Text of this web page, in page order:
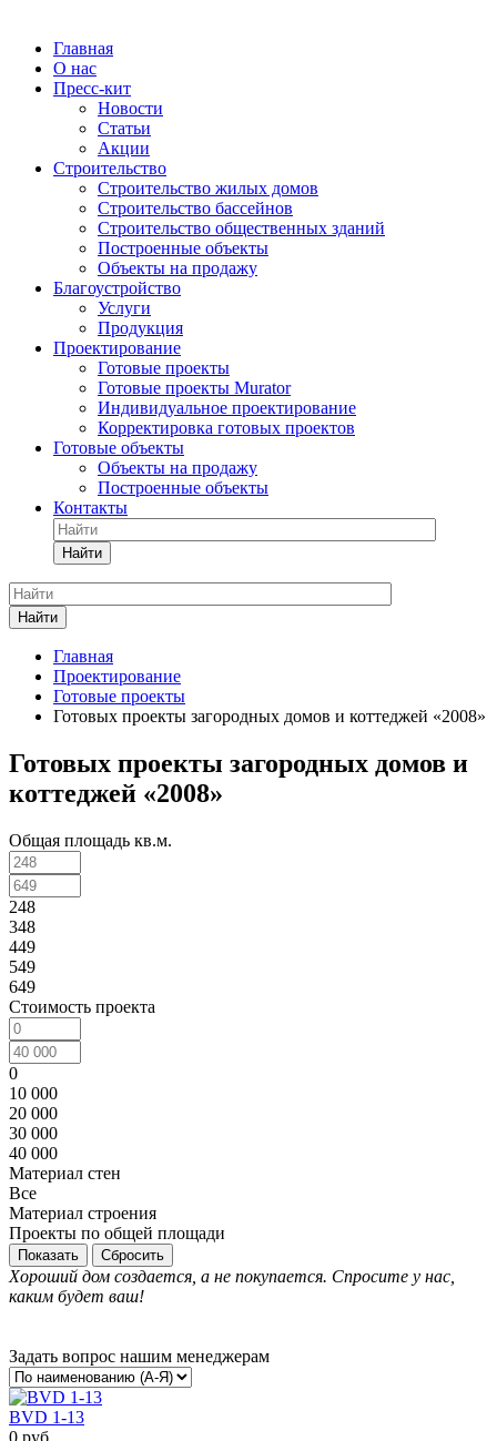
Главная
О нас
Пресс-кит
Новости
Статьи
Акции
Строительство
Строительство жилых домов
Строительство бассейнов
Строительство общественных зданий
Построенные объекты
Объекты на продажу
Благоустройство
Услуги
Продукция
Проектирование
Готовые проекты
Готовые проекты Murator
Индивидуальное проектирование
Корректировка готовых проектов
Готовые объекты
Объекты на продажу
Построенные объекты
Контакты
Найти
Найти
Главная
Проектирование
Готовые проекты
Готовых проекты загородных домов и коттеджей «2008»
Готовых проекты загородных домов и
коттеджей «2008»
Общая площадь кв.м.
248
348
449
549
649
Стоимость проекта
0
10 000
20 000
30 000
40 000
Материал стен
Все
Материал строения
Проекты по общей площади
Сбросить
Хороший дом создается, а не покупается. Спросите у нас,
каким будет ваш!
Задать вопрос нашим менеджерам
BVD 1-13
0 руб.